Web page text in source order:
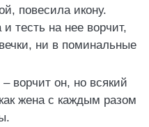
повесила икону.
тесть на нее ворчит,
ни в поминальные
ворчит он, но всякий
жена с каждым разом